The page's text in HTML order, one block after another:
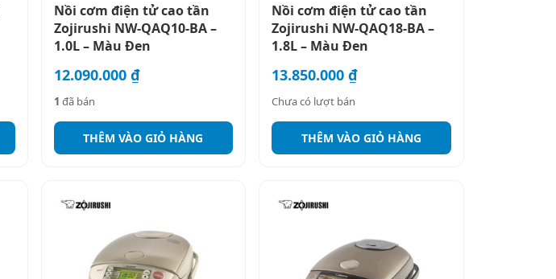
Nồi cơm điện tử cao tần
Zojirushi NW-QAQ10-BA –
1.0L – Màu Đen
12.090.000 ₫
1 đã bán
THÊM VÀO GIỎ HÀNG
Nồi cơm điện tử cao tần
Zojirushi NW-QAQ18-BA –
1.8L – Màu Đen
13.850.000₫
Chưa có lượt bán
THÊM VÀO GIỎ HÀNG